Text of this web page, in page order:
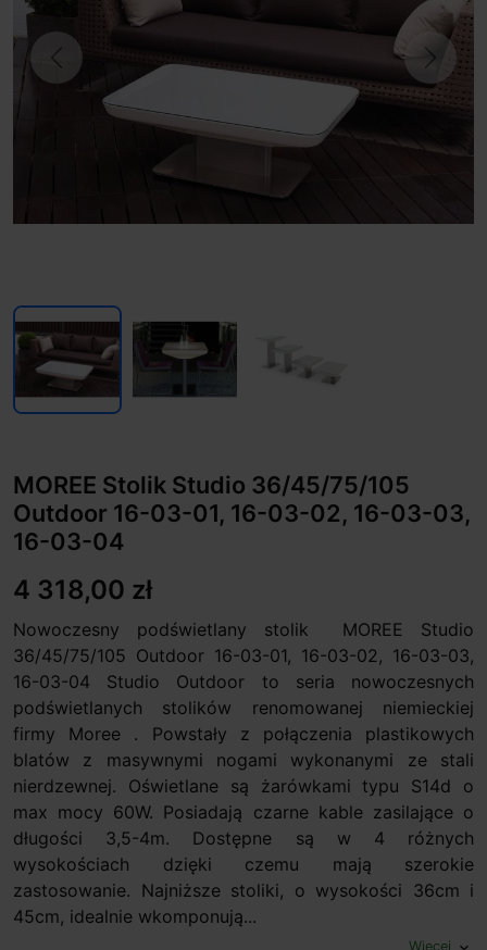
Previous Next
MOREE Stolik Studio 36/45/75/105
Outdoor 16-03-01, 16-03-02, 16-03-03,
16-03-04
4 318,00 zł
Nowoczesny podświetlany stolik MOREE Studio
36/45/75/105 Outdoor 16-03-01, 16-03-02, 16-03-03,
16-03-04 Studio Outdoor to seria nowoczesnych
podświetlanych stolików renomowanej niemieckiej
firmy Moree . Powstały z połączenia plastikowych
blatów z masywnymi nogami wykonanymi ze stali
nierdzewnej. Oświetlane są żarówkami typu S14d o
max mocy 60W. Posiadają czarne kable zasilające o
długości 3,5-4m. Dostępne są w 4 różnych
wysokościach dzięki czemu mają szerokie
zastosowanie. Najniższe stoliki, o wysokości 36cm i
45cm, idealnie wkomponują...
Więcej